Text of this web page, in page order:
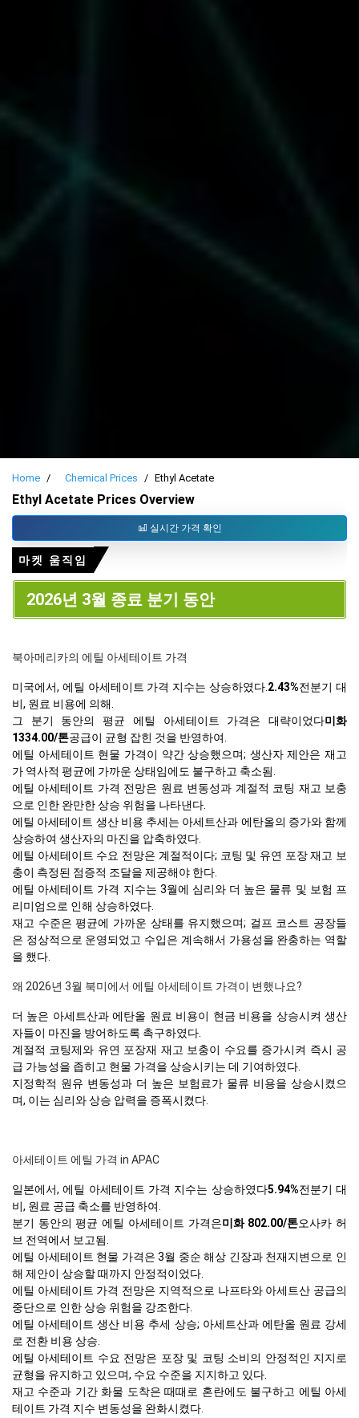
Home Chemical Prices Ethyl Acetate
Ethyl Acetate Prices Overview
실시간 가격 확인
마켓 움직임
2026년 3월 종료 분기 동안
북아메리카의 에틸 아세테이트 가격
미국에서, 에틸 아세테이트 가격 지수는 상승하였다. 2.43%전분기 대
비, 원료 비용에 의해.
그 분기 동안의 평균 에틸 아세테이트 가격은 대략이었다미화
1334.00/톤공급이 균형 잡힌 것을 반영하여.
에틸 아세테이트 현물 가격이 약간 상승했으며; 생산자 제안은 재고
가 역사적 평균에 가까운 상태임에도 불구하고 축소됨.
에틸 아세테이트 가격 전망은 원료 변동성과 계절적 코팅 재고 보충
으로 인한 완만한 상승 위험을 나타낸다.
에틸 아세테이트 생산 비용 추세는 아세트산과 에탄올의 증가와 함께
상승하여 생산자의 마진을 압축하였다.
에틸 아세테이트 수요 전망은 계절적이다; 코팅 및 유연 포장 재고 보
충이 측정된 점증적 조달을 제공해야 한다.
에틸 아세테이트 가격 지수는 3월에 심리와 더 높은 물류 및 보험 프
리미엄으로 인해 상승하였다.
재고 수준은 평균에 가까운 상태를 유지했으며; 걸프 코스트 공장들
은 정상적으로 운영되었고 수입은 계속해서 가용성을 완충하는 역할
을 했다.
왜 2026년 3월 북미에서 에틸 아세테이트 가격이 변했나요?
더 높은 아세트산과 에탄올 원료 비용이 현금 비용을 상승시켜 생산
자들이 마진을 방어하도록 촉구하였다.
계절적 코팅제와 유연 포장재 재고 보충이 수요를 증가시켜 즉시 공
급 가능성을 좁히고 현물 가격을 상승시키는 데 기여하였다.
지정학적 원유 변동성과 더 높은 보험료가 물류 비용을 상승시켰으
며, 이는 심리와 상승 압력을 증폭시켰다.
아세테이트 에틸 가격 in APAC
일본에서, 에틸 아세테이트 가격 지수는 상승하였다5.94%전분기 대
비, 원료 공급 축소를 반영하여.
분기 동안의 평균 에틸 아세테이트 가격은미화 802.00/톤오사카 허
브 전역에서 보고됨.
에틸 아세테이트 현물 가격은 3월 중순 해상 긴장과 천재지변으로 인
해 제안이 상승할 때까지 안정적이었다.
에틸 아세테이트 가격 전망은 지역적으로 나프타와 아세트산 공급의
중단으로 인한 상승 위험을 강조한다.
에틸 아세테이트 생산 비용 추세 상승; 아세트산과 에탄올 원료 강세
로 전환 비용 상승.
에틸 아세테이트 수요 전망은 포장 및 코팅 소비의 안정적인 지지로
균형을 유지하고 있으며, 수요 수준을 지지하고 있다.
재고 수준과 기간 화물 도착은 때때로 혼란에도 불구하고 에틸 아세
테이트 가격 지수 변동성을 완화시켰다.